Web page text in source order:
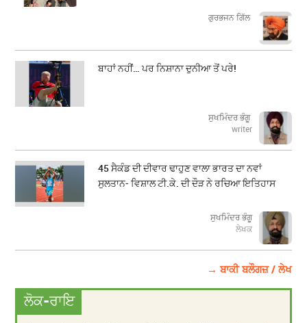
​​​​​​​ਗੁਰਭਜਨ ਗਿੱਲ
ਬਾਹਾਂ ਨਹੀਂ… ਪਰ ਨਿਸ਼ਾਨਾ ਦੁਨੀਆ ਤੋਂ ਪਰੇ!
ਸੁਖਮਿੰਦਰ ਭੰਗੂ
writer
45 ਸੈਕੰਡ ਦੀ ਦੀਵਾਰ ਢਾਹੁਣ ਵਾਲਾ ਭਾਰਤ ਦਾ ਨਵਾਂ
ਸੁਲਤਾਨ- ਵਿਸ਼ਾਲ ਟੀ.ਕੇ. ਦੀ ਦੌੜ ਨੇ ਰਚਿਆ ਇਤਿਹਾਸ
ਸੁਖਮਿੰਦਰ ਭੰਗੂ
ਲੇਖਕ
→ ਬਾਕੀ ਬਲੌਗਜ਼ / ਲੇਖ
ਲੋਕ-ਰਾਇ